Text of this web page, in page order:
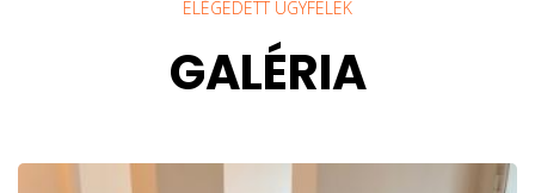
ELÉGEDETT ÜGYFELEK
GALÉRIA